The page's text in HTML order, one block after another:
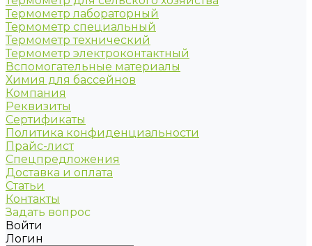
Термометр лабораторный
Термометр специальный
Термометр технический
Термометр электроконтактный
Вспомогательные материалы
Химия для бассейнов
Компания
Реквизиты
Сертификаты
Политика конфиденциальности
Прайс-лист
Спецпредложения
Доставка и оплата
Статьи
Контакты
Задать вопрос
Войти
Логин